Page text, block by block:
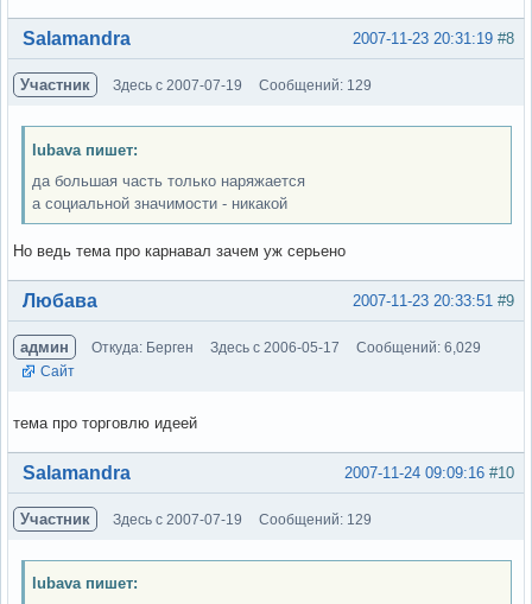
Вне форума #8
2007-11-23 20:31:19
Salamandra
Участник Здесь с 2007-07-19 Сообщений: 129
lubava пишет:
да большая часть только наряжается
а социальной значимости - никакой
Но ведь тема про карнавал зачем уж серьено
Вне форума #9
2007-11-23 20:33:51
Любава
админ Откуда: Берген Здесь с 2006-05-17
Сообщений: 6,029
Сайт
тема про торговлю идеей
Вне форума #10
2007-11-24 09:09:16
Salamandra
Участник Здесь с 2007-07-19 Сообщений: 129
lubava пишет: